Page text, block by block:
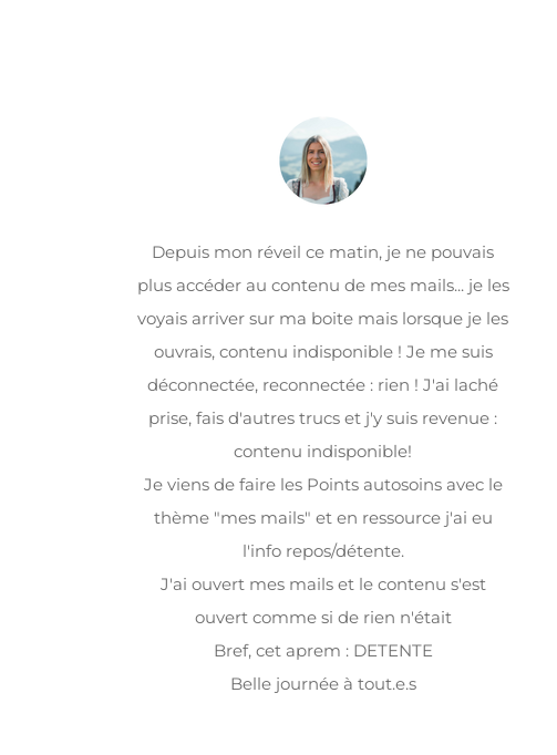
Depuis mon réveil ce matin, je ne pouvais
plus accéder au contenu de mes mails... je les
voyais arriver sur ma boite mais lorsque je les
ouvrais, contenu indisponible ! Je me suis
déconnectée, reconnectée : rien ! J'ai laché
prise, fais d'autres trucs et j'y suis revenue :
contenu indisponible!
Je viens de faire les Points autosoins avec le
thème "mes mails" et en ressource j'ai eu
l'info repos/détente.
J'ai ouvert mes mails et le contenu s'est
ouvert comme si de rien n'était
Bref, cet aprem : DETENTE
Belle journée à tout.e.s